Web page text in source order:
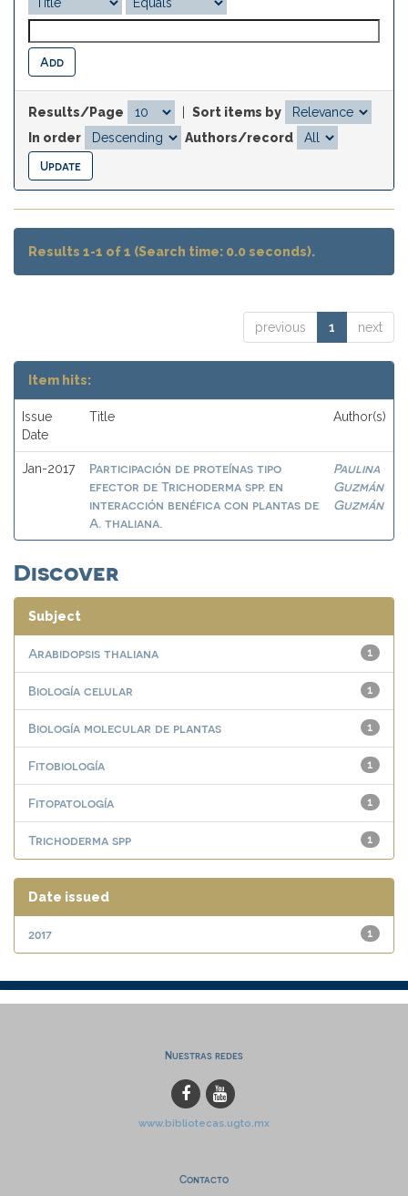
Results/Page
Sort items by
In order
Authors/record
Results 1-1 of 1 (Search time: 0.0 seconds).
previous 1 next
Item hits:
Issue
Date
Title Author(s)
Jan-2017
Participación de proteínas tipo
efector de Trichoderma spp. en
interacción benéfica con plantas de
A. thaliana.
Paulina
Guzmán
Guzmán
Discover
Subject
1
Arabidopsis thaliana
1
Biología celular
1
Biología molecular de plantas
1
Fitobiología
1
Fitopatología
1
Trichoderma spp
Date issued
1
2017
Nuestras redes
www.bibliotecas.ugto.mx
Contacto